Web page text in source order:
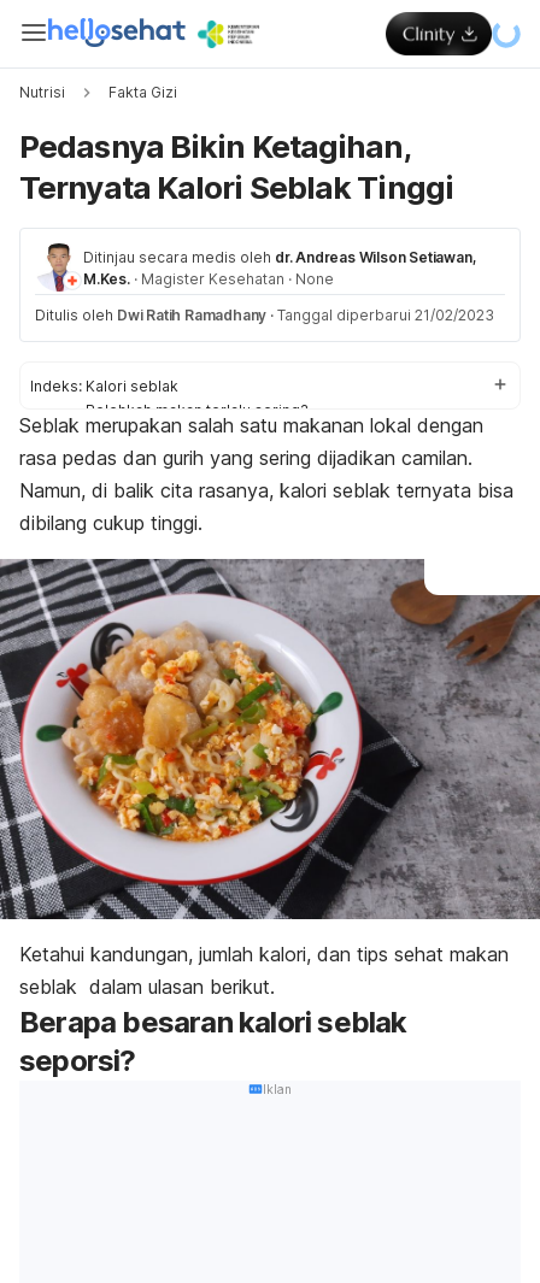
Nutrisi Fakta Gizi
Pedasnya Bikin Ketagihan,
Ternyata Kalori Seblak Tinggi
Ditinjau secara medis oleh dr. Andreas Wilson Setiawan,
M.Kes. · Magister Kesehatan · None
Ditulis oleh Dwi Ratih Ramadhany · Tanggal diperbarui 21/02/2023
Indeks: Kalori seblak
Bolehkah makan terlalu sering?
Kalori seblak saat diet
Tips makan sehat
Seblak merupakan salah satu makanan lokal dengan
rasa pedas dan gurih yang sering dijadikan camilan.
Namun, di balik cita rasanya, kalori seblak ternyata bisa
dibilang cukup tinggi.
Ketahui kandungan, jumlah kalori, dan tips sehat makan
seblak dalam ulasan berikut.
Berapa besaran kalori seblak
seporsi?
Iklan